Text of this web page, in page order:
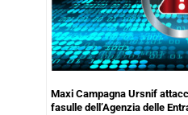
Maxi Campagna Ursnif
fasulle dell’Agenzia delle